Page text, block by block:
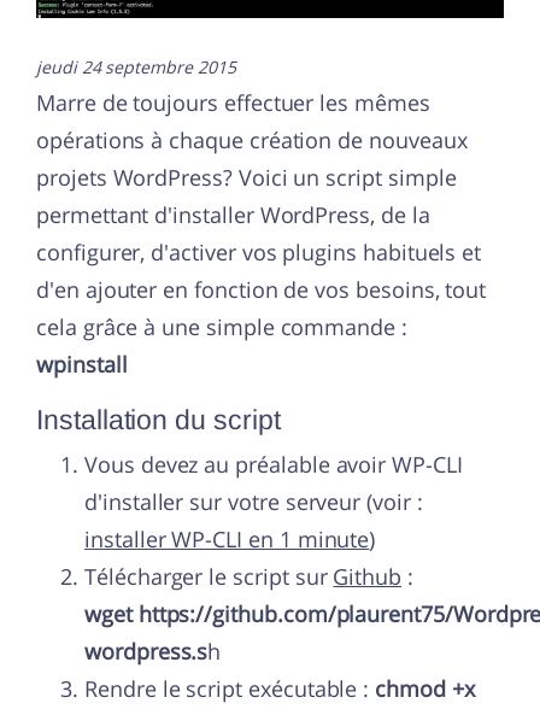
jeudi 24 septembre 2015
Marre de toujours effectuer les mêmes
opérations à chaque création de nouveaux
projets WordPress? Voici un script simple
permettant d'installer WordPress, de la
configurer, d'activer vos plugins habituels et
d'en ajouter en fonction de vos besoins, tout
cela grâce à une simple commande :
wpinstall
Installation du script
Vous devez au préalable avoir WP-CLI
d'installer sur votre serveur (voir :
installer WP-CLI en 1 minute)
Télécharger le script sur Github :
wget https://github.com/plaurent75/
wordpress.sh
Rendre le script exécutable : chmod +x